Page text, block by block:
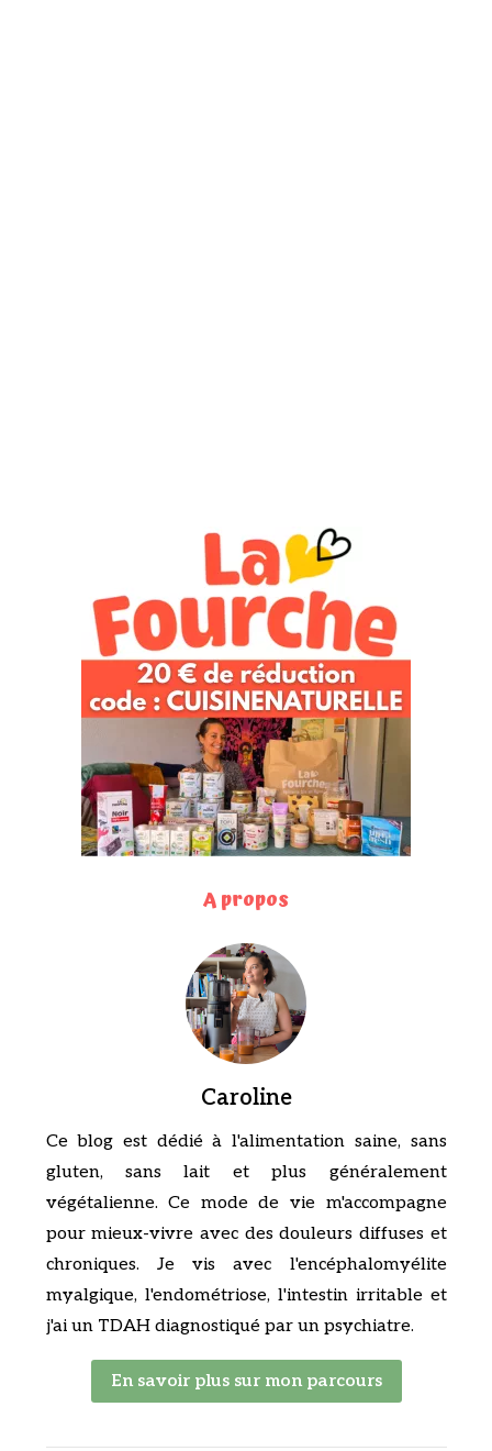
A propos
Caroline
Ce blog est dédié à l'alimentation saine, sans
gluten, sans lait et plus généralement
végétalienne. Ce mode de vie m'accompagne
pour mieux-vivre avec des douleurs diffuses et
chroniques. Je vis avec l'encéphalomyélite
myalgique, l'endométriose, l'intestin irritable et
j'ai un TDAH diagnostiqué par un psychiatre.
En savoir plus sur mon parcours